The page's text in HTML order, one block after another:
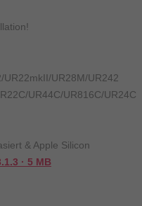
UR22mkII/UR28M/UR242
UR44C/UR816C/UR24C
& Apple Silicon
· 5 MB